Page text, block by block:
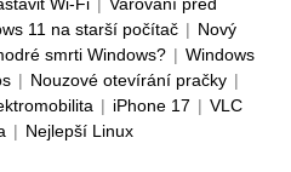
11 na starší počítač | Nový
smrti Windows? | Windows
| Nouzové otevírání pračky |
| iPhone 17 | VLC
| Nejlepší Linux